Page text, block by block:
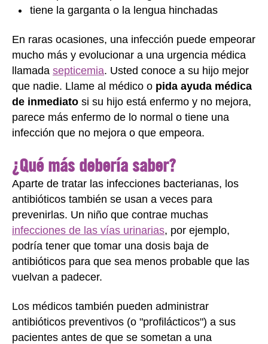
tiene la garganta o la lengua hinchadas
En raras ocasiones, una infección puede empeorar
mucho más y evolucionar a una urgencia médica
llamada septicemia. Usted conoce a su hijo mejor
que nadie. Llame al médico o pida ayuda médica
de inmediato si su hijo está enfermo y no mejora,
parece más enfermo de lo normal o tiene una
infección que no mejora o que empeora.
¿Qué más debería saber?
Aparte de tratar las infecciones bacterianas, los
antibióticos también se usan a veces para
prevenirlas. Un niño que contrae muchas
infecciones de las vías urinarias, por ejemplo,
podría tener que tomar una dosis baja de
antibióticos para que sea menos probable que las
vuelvan a padecer.
Los médicos también pueden administrar
antibióticos preventivos (o "profilácticos") a sus
pacientes antes de que se sometan a una